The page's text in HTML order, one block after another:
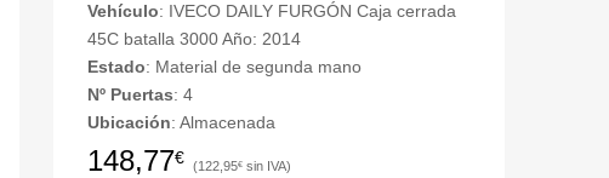
Vehículo: IVECO DAILY FURGÓN Caja cerrada
45C batalla 3000 Año: 2014
Estado: Material de segunda mano
Nº Puertas: 4
Ubicación: Almacenada
148,77€ 122,95€